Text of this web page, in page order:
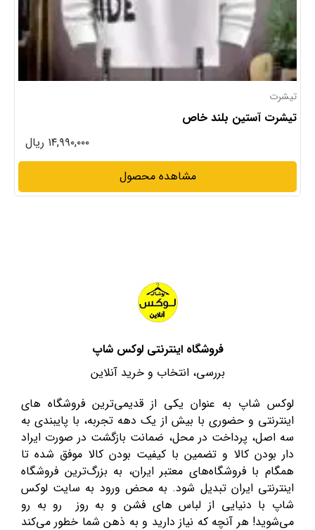
تیشرت
تیشرت آستین بلند خاص
۱۴,۹۹۰,۰۰۰ ریال
مشاهده محصول
فروشگاه اینترنتی لوکس شاپ
بررسی، انتخاب و خرید آنلاین
لوکس شاپ به عنوان یکی از قدیمی‌ترین فروشگاه های
اینترنتی و حضوری با بیش از یک دهه تجربه، با پایبندی به
سه اصل، پرداخت در محل، ضمانت بازگشت در صورت ایراد
دار بودن کالا و تضمین با کیفیت بودن کالا موفق شده تا
همگام با فروشگاه‌های معتبر ایران، به بزرگ‌ترین فروشگاه
اینترنتی ایران تبدیل شود. به محض ورود به سایت لوکس
شاپ با دنیایی از لباس های فشن و به روز رو به رو
می‌شوید! هر آنچه که نیاز دارید و به ذهن شما خطور می‌کند